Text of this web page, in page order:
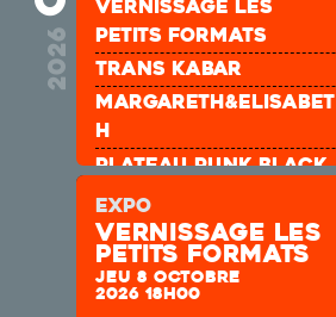
2026
Vernissage les
petits formats
TRANS KABAR
Margareth&Elisabet
h
plateau punk Black
Pigs + 3 groupes
JIMMY KOLOSSNOH
ÉTAGE 70
BALAPHONICS
EXPO
Vernissage les
petits formats
JEU 8 OCTOBRE
2026 18H00